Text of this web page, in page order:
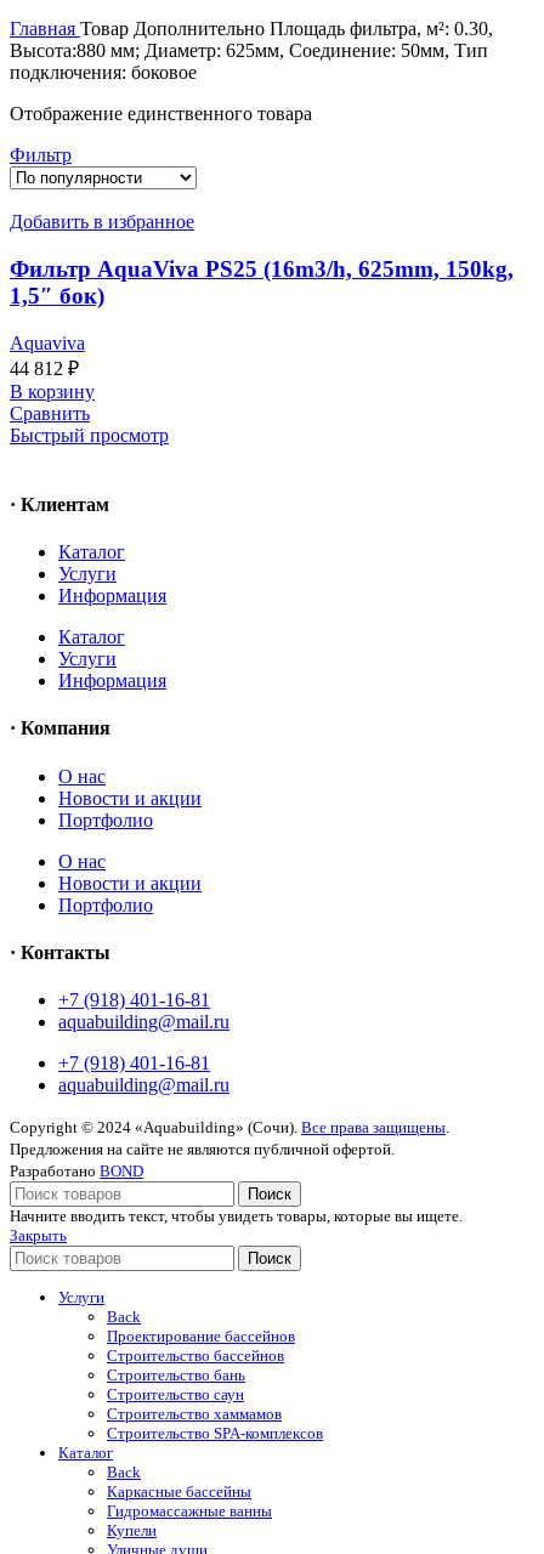
Главная Товар Дополнительно Площадь фильтра, м²: 0.30,
Высота:880 мм; Диаметр: 625мм, Соединение: 50мм, Тип
подключения: боковое
Отображение единственного товара
Фильтр
Добавить в избранное
Фильтр AquaViva PS25 (16m3/h, 625mm, 150kg,
1,5″ бок)
Aquaviva
44 812 ₽
В корзину
Сравнить
Быстрый просмотр
· Клиентам
Каталог
Услуги
Информация
Каталог
Услуги
Информация
· Компания
O нас
Новости и акции
Портфолио
O нас
Новости и акции
Портфолио
· Контакты
+7 (918) 401-16-81
aquabuilding@mail.ru
+7 (918) 401-16-81
aquabuilding@mail.ru
Copyright © 2024 «Aquabuilding» (Сочи). Все права защищены.
Предложения на сайте не являются публичной офертой.
Разработано BOND
Поиск
Начните вводить текст, чтобы увидеть товары, которые вы ищете.
Закрыть
Поиск
Услуги
Back
Проектирование бассейнов
Строительство бассейнов
Строительство бань
Строительство саун
Строительство хаммамов
Строительство SPA-комплексов
Каталог
Back
Каркасные бассейны
Гидромассажные ванны
Купели
Уличные души